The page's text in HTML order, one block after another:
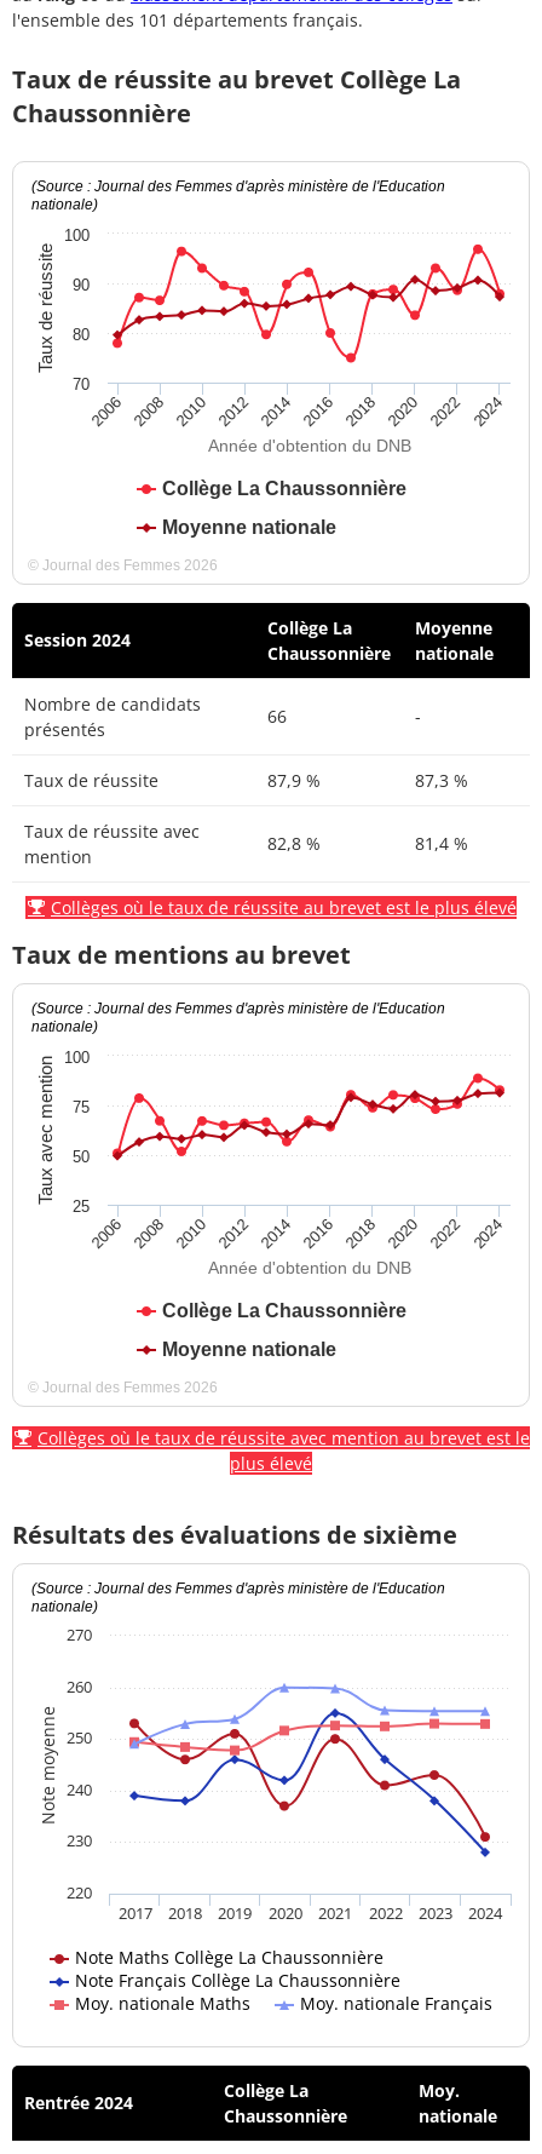
l'ensemble des 101 départements français.
Taux de réussite au brevet Collège La
Chaussonnière
Année d'obtention du DNB
Taux de réussite
(Source : Journal des Femmes d'après ministère de l'Education
nationale)
Collège La Chaussonnière
Moyenne nationale
2006 2008 2010 2012 2014 2016 2018 2020 2022 2024
70
80
90
100
© Journal des Femmes 2026
Session 2024
Collège La
Chaussonnière
Moyenne
nationale
Nombre de candidats
présentés
66 -
Taux de réussite 87,9 % 87,3 %
Taux de réussite avec
mention
82,8 % 81,4 %
Collèges où le taux de réussite au brevet est le plus élevé
Taux de mentions au brevet
Année d'obtention du DNB
Taux avec mention
(Source : Journal des Femmes d'après ministère de l'Education
nationale)
Collège La Chaussonnière
Moyenne nationale
2006 2008 2010 2012 2014 2016 2018 2020 2022 2024
25
50
75
100
© Journal des Femmes 2026
Collèges où le taux de réussite avec mention au brevet est le
plus élevé
Résultats des évaluations de sixième
Note moyenne
(Source : Journal des Femmes d'après ministère de l'Education
nationale)
Note Maths Collège La Chaussonnière
Note Français Collège La Chaussonnière
Moy. nationale Maths
Moy. nationale Français
2017 2018 2019 2020 2021 2022 2023 2024
220
230
240
250
260
270
Rentrée 2024
Collège La
Chaussonnière
Moy.
nationale